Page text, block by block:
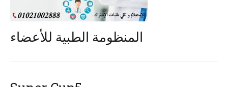
المنظومة الطبية للأعضاء